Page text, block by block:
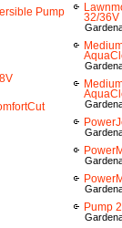
Pump
32/36V
Pump